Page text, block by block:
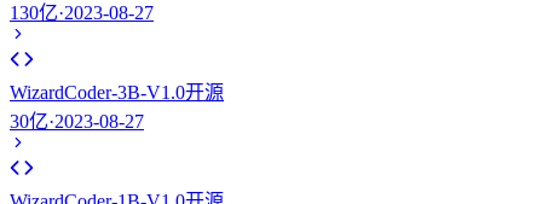
130亿·2023-08-27
WizardCoder-3B-V1.0开源
30亿·2023-08-27